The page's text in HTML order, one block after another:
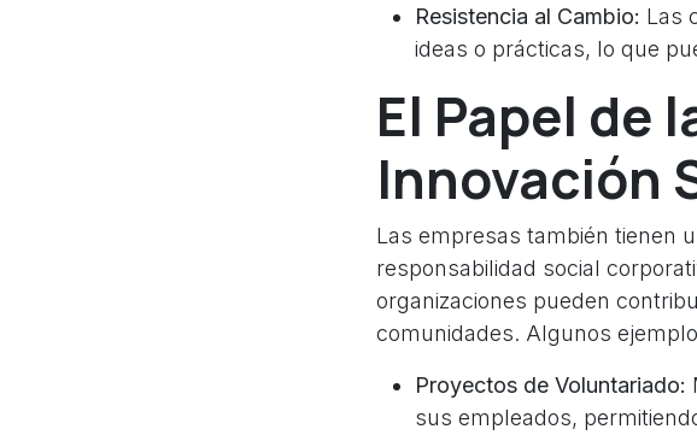
Resistencia al Cambio: Las
ideas o prácticas, lo que
El Papel de
Innovación
Las empresas también tienen
responsabilidad social
organizaciones pueden
comunidades. Algunos
Proyectos de Voluntariado:
sus empleados,